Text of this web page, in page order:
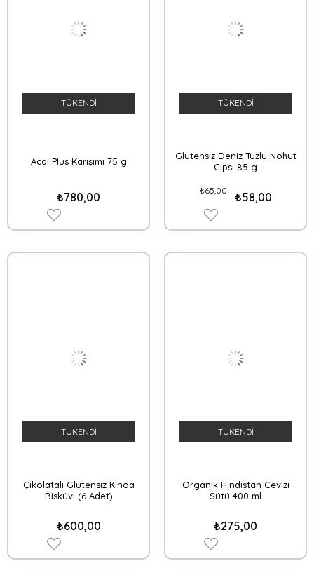
TÜKENDI
Acai Plus Karışımı 75 g
₺780,00
TÜKENDI
Glutensiz Deniz Tuzlu Nohut
Cipsi 85 g
₺58,00
₺65,00
TÜKENDI
Çikolatalı Glutensiz Kinoa
Bisküvi (6 Adet)
₺600,00
TÜKENDI
Organik Hindistan Cevizi
Sütü 400 ml
₺275,00